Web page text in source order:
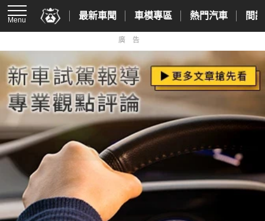
Menu 最新車聞 車模專區 熱門汽車 間
廣告